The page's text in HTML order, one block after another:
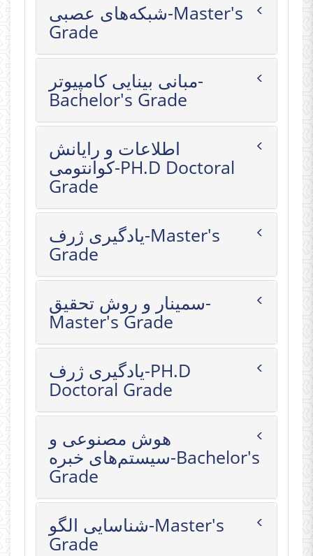
شبکه‌های عصبی-Master's
Grade
مبانی بینایی کامپیوتر-
Bachelor's Grade
اطلاعات و رایانش
کوانتومی-PH.D Doctoral
Grade
یادگیری ژرف-Master's
Grade
سمینار و روش تحقیق-
Master's Grade
یادگیری ژرف-PH.D
Doctoral Grade
هوش مصنوعی و
سیستم‌های خبره-Bachelor's
Grade
شناسایی الگو-Master's
Grade